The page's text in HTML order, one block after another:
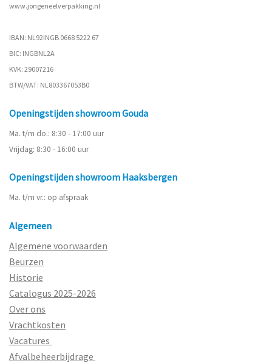
www.jongeneelverpakking.nl
IBAN: NL92INGB 0668 5222 67
BIC: INGBNL2A
KVK: 29007216
BTW/VAT: NL803367053B0
Openingstijden showroom Gouda
Ma. t/m do.: 8:30 - 17:00 uur
Vrijdag: 8:30 - 16:00 uur
Openingstijden showroom Haaksbergen
Ma. t/m vr.: op afspraak
Algemeen
Algemene voorwaarden
Beurzen
Historie
Catalogus 2025-2026
Over ons
Vrachtkosten
Vacatures
Afvalbeheerbijdrage